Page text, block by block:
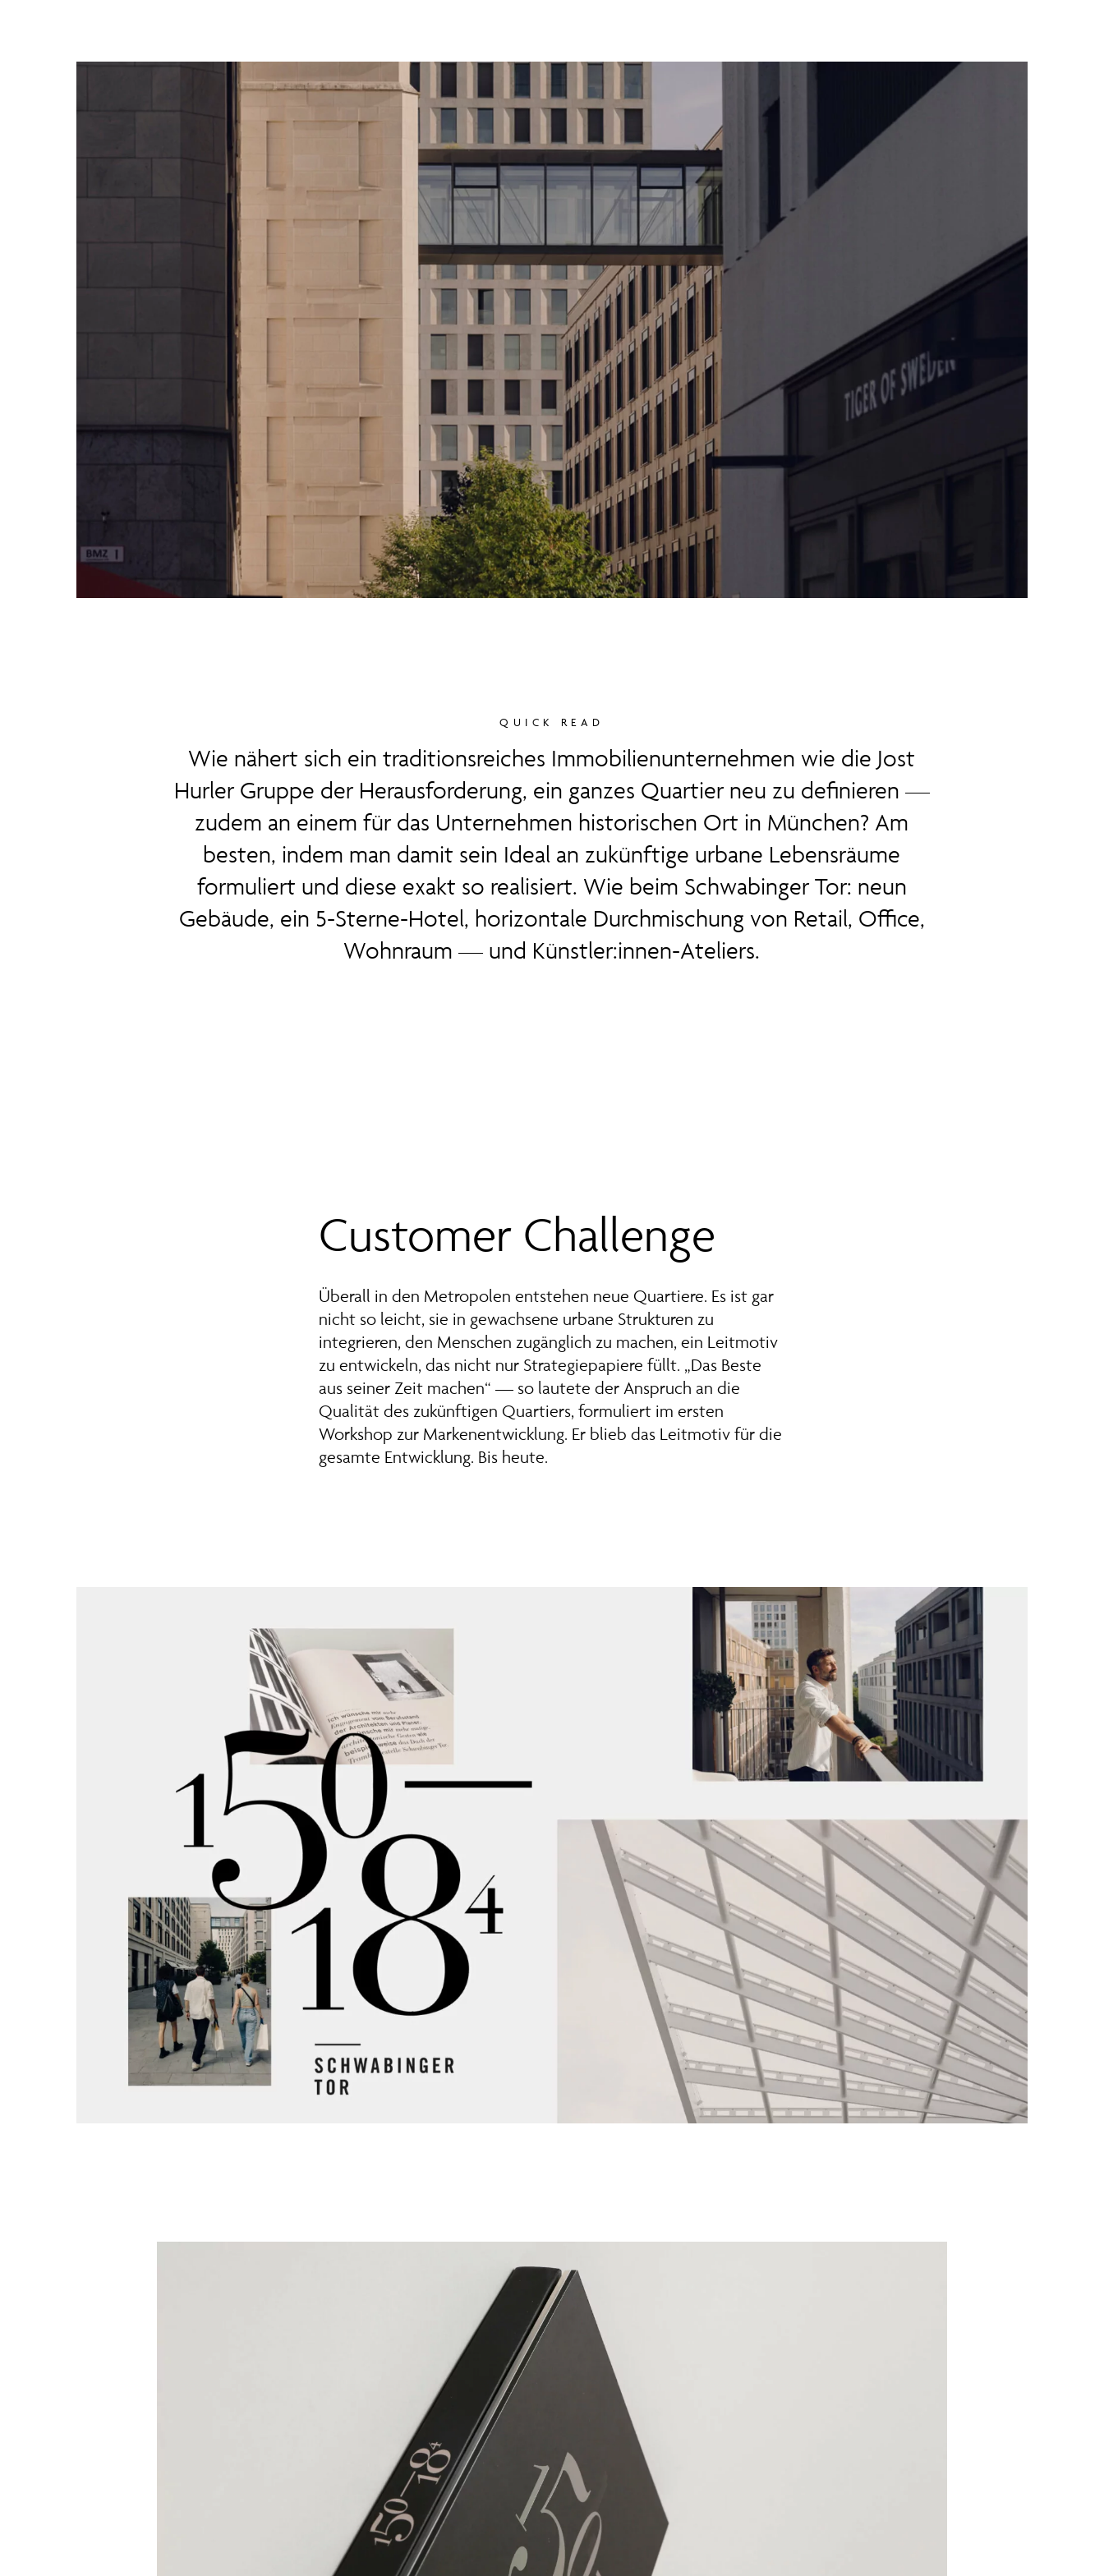
QUICK READ
Wie nähert sich ein traditionsreiches Immobilienunternehmen wie die Jost
Hurler Gruppe der Herausforderung, ein ganzes Quartier neu zu definieren —
zudem an einem für das Unternehmen historischen Ort in München? Am
besten, indem man damit sein Ideal an zukünftige urbane Lebensräume
formuliert und diese exakt so realisiert. Wie beim Schwabinger Tor: neun
Gebäude, ein 5-Sterne-Hotel, horizontale Durchmischung von Retail, Office,
Wohnraum — und Künstler:innen-Ateliers.
Customer Challenge
Überall in den Metropolen entstehen neue Quartiere. Es ist gar
nicht so leicht, sie in gewachsene urbane Strukturen zu
integrieren, den Menschen zugänglich zu machen, ein Leitmotiv
zu entwickeln, das nicht nur Strategiepapiere füllt. „Das Beste
aus seiner Zeit machen“ — so lautete der Anspruch an die
Qualität des zukünftigen Quartiers, formuliert im ersten
Workshop zur Markenentwicklung. Er blieb das Leitmotiv für die
gesamte Entwicklung. Bis heute.